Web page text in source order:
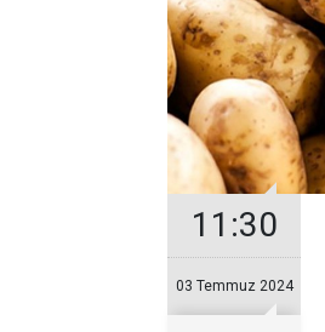
11:30
03 Temmuz 2024